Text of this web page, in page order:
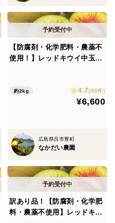
【防腐剤・化学肥料・農薬不
使用！】レッドキウイ中玉2
種
約2kg 4.7(45件)
¥6,600
広島県呉市豊町
なかだい農園
訳あり品！【防腐剤・化学肥
料・農薬不使用】レッドキウ